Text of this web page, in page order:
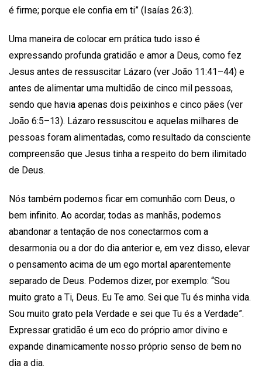
é firme; porque ele confia em ti” (Isaías 26:3).
Uma maneira de colocar em prática tudo isso é
expressando profunda gratidão e amor a Deus, como fez
Jesus antes de ressuscitar Lázaro (ver João 11:41–44) e
antes de alimentar uma multidão de cinco mil pessoas,
sendo que havia apenas dois peixinhos e cinco pães (ver
João 6:5–13). Lázaro ressuscitou e aquelas milhares de
pessoas foram alimentadas, como resultado da consciente
compreensão que Jesus tinha a respeito do bem ilimitado
de Deus.
Nós também podemos ficar em comunhão com Deus, o
bem infinito. Ao acordar, todas as manhãs, podemos
abandonar a tentação de nos conectarmos com a
desarmonia ou a dor do dia anterior e, em vez disso, elevar
o pensamento acima de um ego mortal aparentemente
separado de Deus. Podemos dizer, por exemplo: “Sou
muito grato a Ti, Deus. Eu Te amo. Sei que Tu és minha vida.
Sou muito grato pela Verdade e sei que Tu és a Verdade”.
Expressar gratidão é um eco do próprio amor divino e
expande dinamicamente nosso próprio senso de bem no
dia a dia.